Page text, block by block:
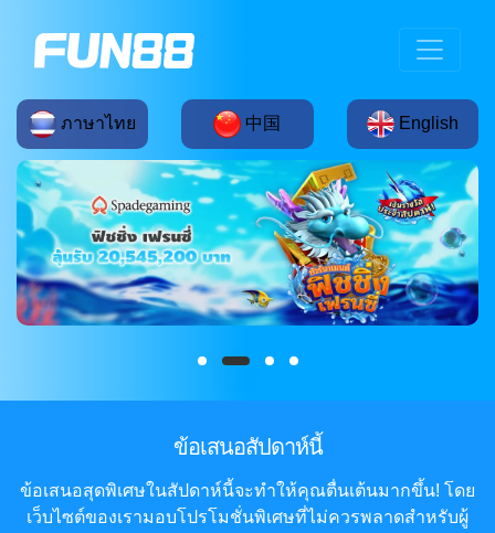
ภาษาไทย 中国 English
ข้อเสนอสัปดาห์นี้
ข้อเสนอสุดพิเศษในสัปดาห์นี้จะทำให้คุณตื่นเต้นมากขึ้น! โดย
เว็บไซต์ของเรามอบโปรโมชั่นพิเศษที่ไม่ควรพลาดสำหรับผู้